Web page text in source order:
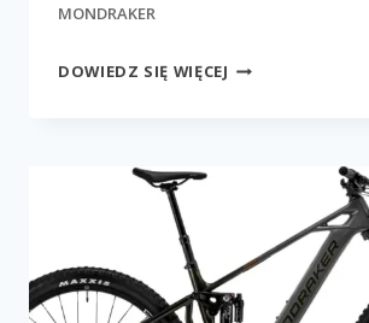
MONDRAKER
DOWIEDZ SIĘ WIĘCEJ CHASER